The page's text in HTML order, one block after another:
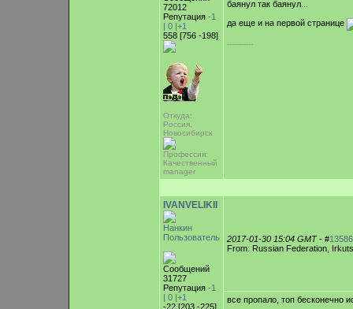
72012
Репутация -1
| 0 |+1
558 [756 -198]
Откуда:
Россия,
Новосибирск
Профессия:
Качественный
manager
баянул так баянул...
да еще и на первой странице
-----------
IVANVELIKII
Нанкин
Пользователь
Сообщений
31727
Репутация -1
| 0 |+1
-22 [203 -225]
2017-01-30 15:04 GMT- #
From: Russian Federation,
все пропало, топ бесконечно